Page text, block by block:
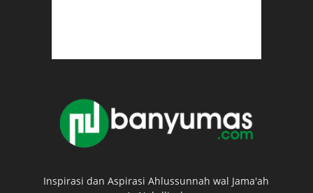
Inspirasi dan Aspirasi Ahlussunnah wal Jama'ah